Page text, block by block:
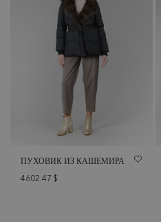
ПУХОВИК ИЗ КАШЕМИРА
4602.47 $